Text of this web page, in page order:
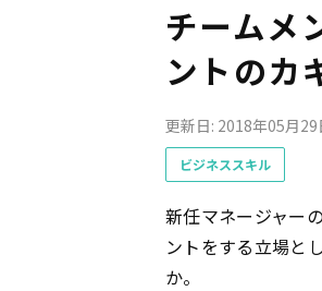
チームメ
ントのカ
更新日: 2018年05月29
ビジネススキル
新任マネージャー
ントをする立場と
か。